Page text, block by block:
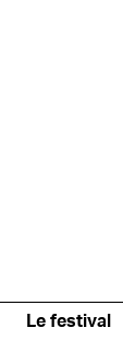
Le festival